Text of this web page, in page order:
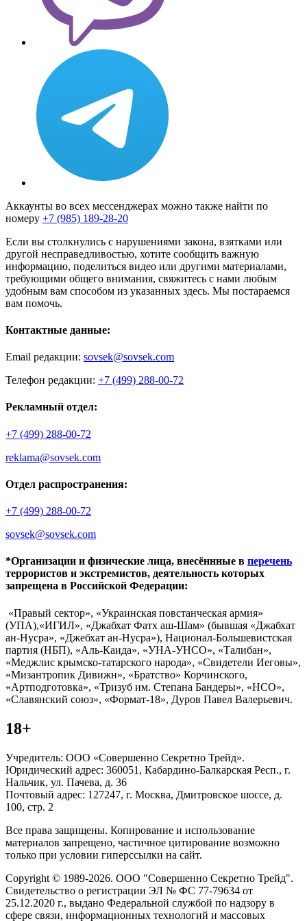
Аккаунты во всех мессенджерах можно также найти по
номеру +7 (985) 189-28-20
Если вы столкнулись с нарушениями закона, взятками или
другой несправедливостью, хотите сообщить важную
информацию, поделиться видео или другими материалами,
требующими общего внимания, свяжитесь с нами любым
удобным вам способом из указанных здесь. Мы постараемся
вам помочь.
Контактные данные:
Email редакции: sovsek@sovsek.com
Телефон редакции: +7 (499) 288-00-72
Рекламный отдел:
+7 (499) 288-00-72
reklama@sovsek.com
Отдел распространения:
+7 (499) 288-00-72
sovsek@sovsek.com
*Организации и физические лица, внесённные в перечень
террористов и экстремистов, деятельность которых
запрещена в Российской Федерации:
«Правый сектор», «Украинская повстанческая армия»
(УПА),«ИГИЛ», «Джабхат Фатх аш-Шам» (бывшая «Джабхат
ан-Нусра», «Джебхат ан-Нусра»), Национал-Большевистская
партия (НБП), «Аль-Каида», «УНА-УНСО», «Талибан»,
«Меджлис крымско-татарского народа», «Свидетели Иеговы»,
«Мизантропик Дивижн», «Братство» Корчинского,
«Артподготовка», «Тризуб им. Степана Бандеры», «НСО»,
«Славянский союз», «Формат-18», Дуров Павел Валерьевич.
18+
Учредитель: ООО «Совершенно Секретно Трейд».
Юридический адрес: 360051, Кабардино-Балкарская Респ., г.
Нальчик, ул. Пачева, д. 36
Почтовый адрес: 127247, г. Москва, Дмитровское шоссе, д.
100, стр. 2
Все права защищены. Копирование и использование
материалов запрещено, частичное цитирование возможно
только при условии гиперссылки на сайт.
Copyright © 1989-2026. ООО "Совершенно Секретно Трейд".
Свидетельство о регистрации ЭЛ № ФС 77-79634 от
25.12.2020 г., выдано Федеральной службой по надзору в
сфере связи, информационных технологий и массовых